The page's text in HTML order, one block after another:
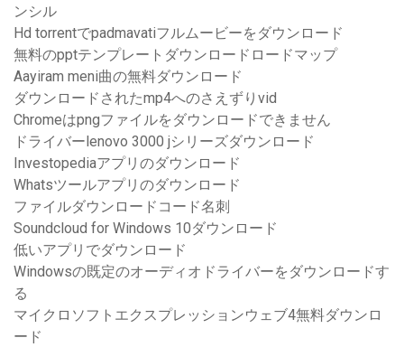
ンシル
Hd torrentでpadmavatiフルムービーをダウンロード
無料のpptテンプレートダウンロードロードマップ
Aayiram meni曲の無料ダウンロード
ダウンロードされたmp4へのさえずりvid
Chromeはpngファイルをダウンロードできません
ドライバーlenovo 3000 jシリーズダウンロード
Investopediaアプリのダウンロード
Whatsツールアプリのダウンロード
ファイルダウンロードコード名刺
Soundcloud for Windows 10ダウンロード
低いアプリでダウンロード
Windowsの既定のオーディオドライバーをダウンロードす
る
マイクロソフトエクスプレッションウェブ4無料ダウンロ
ード